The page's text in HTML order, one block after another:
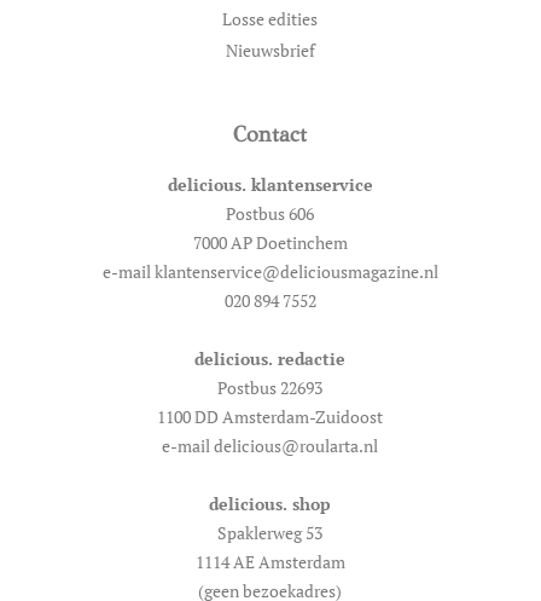
Losse edities
Nieuwsbrief
Contact
delicious. klantenservice
Postbus 606
7000 AP Doetinchem
e-mail klantenservice@deliciousmagazine.nl
020 894 7552
delicious. redactie
Postbus 22693
1100 DD Amsterdam-Zuidoost
e-mail delicious@roularta.nl
delicious. shop
Spaklerweg 53
1114 AE Amsterdam
(geen bezoekadres)